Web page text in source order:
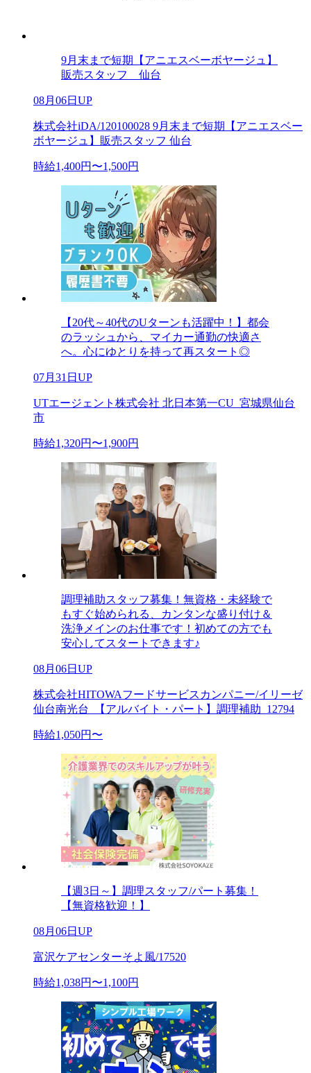
9月末まで短期【アニエスベーボヤージュ】
販売スタッフ 仙台
08月06日UP
株式会社iDA/120100028 9月末まで短期【アニエスベー
ボヤージュ】販売スタッフ 仙台
時給1,400円〜1,500円
【20代～40代のUターンも活躍中！】都会
のラッシュから、マイカー通勤の快適さ
へ。心にゆとりを持って再スタート◎
07月31日UP
UTエージェント株式会社 北日本第一CU_宮城県仙台
市
時給1,320円〜1,900円
調理補助スタッフ募集！無資格・未経験で
もすぐ始められる、カンタンな盛り付け＆
洗浄メインのお仕事です！初めての方でも
安心してスタートできます♪
08月06日UP
株式会社HITOWAフードサービスカンパニー/イリーゼ
仙台南光台_【アルバイト・パート】調理補助_12794
時給1,050円〜
【週3日～】調理スタッフ/パート募集！
【無資格歓迎！】
08月06日UP
富沢ケアセンターそよ風/17520
時給1,038円〜1,100円